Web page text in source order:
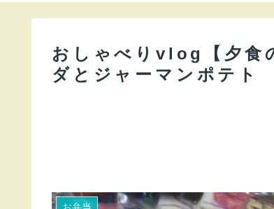
おしゃべりvlog【夕食
ダとジャーマンポテト
お弁当